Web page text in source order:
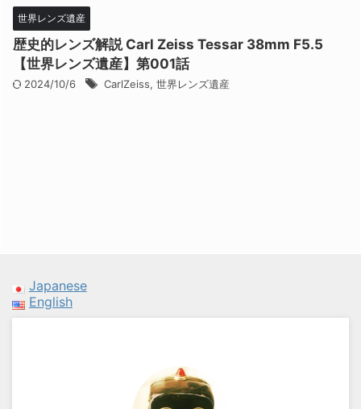
世界レンズ遺産
歴史的レンズ解説 Carl Zeiss Tessar 38mm F5.5
【世界レンズ遺産】第001話
2024/10/6 CarlZeiss, 世界レンズ遺産
Japanese
English